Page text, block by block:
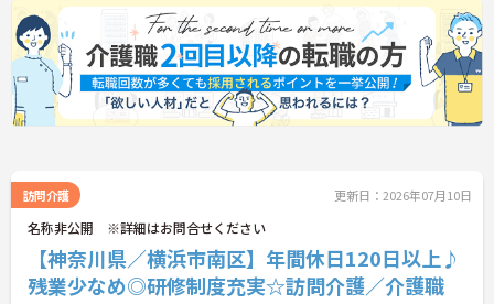
訪問介護 更新日：2026年07月10日
名称非公開 ※詳細はお問合せください
【神奈川県／横浜市南区】年間休日120日以上♪
残業少なめ◎研修制度充実☆訪問介護／介護職